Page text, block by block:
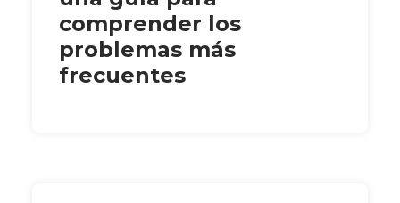
comprender los
problemas más
frecuentes